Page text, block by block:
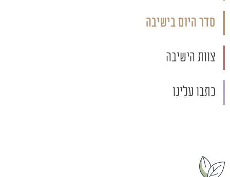
סדר היום בישיבה
צוות הישיבה
כתבו עלינו